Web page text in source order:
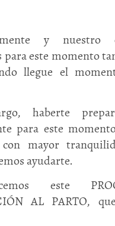
y nuestro
para este momento
llegue el
haberte
para este
mayor
ayudarte.
este
AL PARTO,